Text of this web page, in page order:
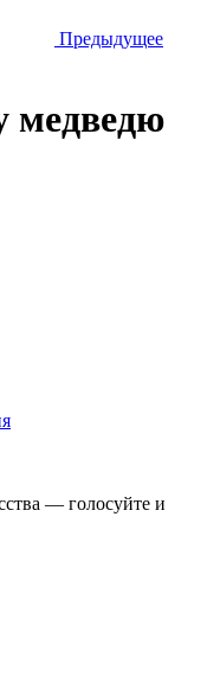
Предыдущее
медведю
— голосуйте и